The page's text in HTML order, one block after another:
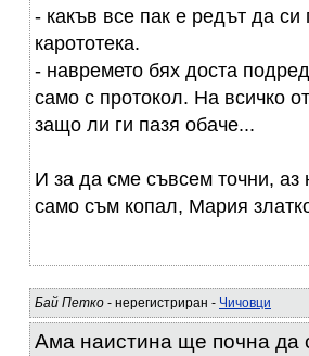
- какъв все пак е редът да
карототека.
- навремето бях доста
само с протокол. На всичко
защо ли ги пазя обаче...
И за да сме съвсем точни,
само съм копал, Мария
Бай Петко - нерегистриран - Чичовци
Ама наистина ще почна да